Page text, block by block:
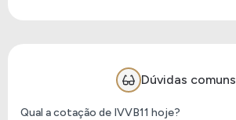
Dúvidas comuns
Qual a cotação de IVVB11 hoje?